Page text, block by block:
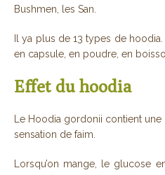
Bushmen, les San.
Il ya plus de 13 types de
en capsule, en poudre, en
Effet du hoodia
Le Hoodia gordonii contient
sensation de faim.
Lorsqu’on mange, le glucose